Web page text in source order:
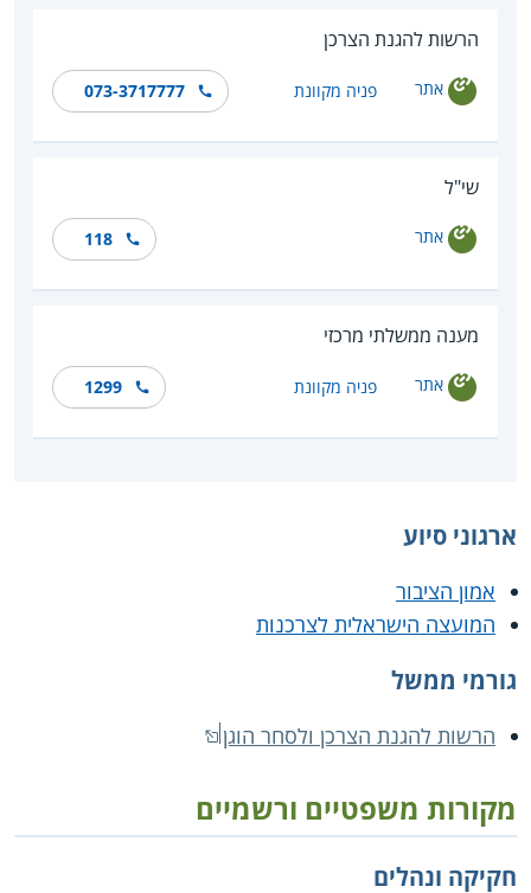
הרשות להגנת הצרכן
אתר פניה מקוונת 073-3717777
שי"ל
אתר 118
מענה ממשלתי מרכזי
אתר פניה מקוונת 1299
ארגוני סיוע
אמון הציבור
המועצה הישראלית לצרכנות
גורמי ממשל
הרשות להגנת הצרכן ולסחר הוגן
מקורות משפטיים ורשמיים
חקיקה ונהלים